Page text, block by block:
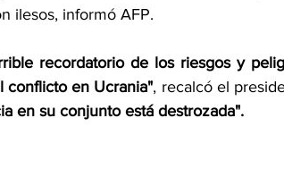
ilesos, informó AFP.
recordatorio de los riesgos y
conflicto en Ucrania", recalcó el
en su conjunto está destrozada".